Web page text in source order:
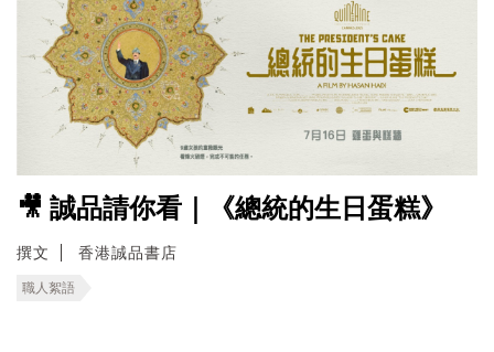
🎥 誠品請你看｜《總統的生日蛋糕》
撰文 香港誠品書店
職人絮語